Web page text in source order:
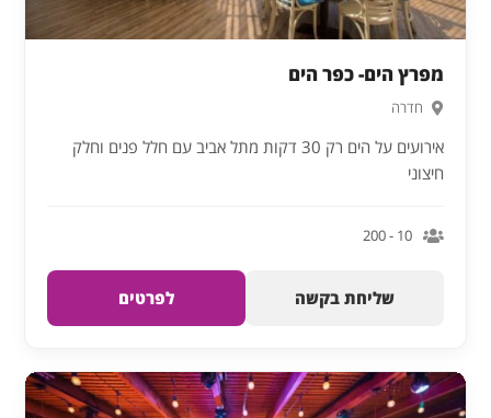
מפרץ הים- כפר הים
חדרה
אירועים על הים רק 30 דקות מתל אביב עם חלל פנים וחלק
חיצוני
10 - 200
שליחת בקשה לפרטים